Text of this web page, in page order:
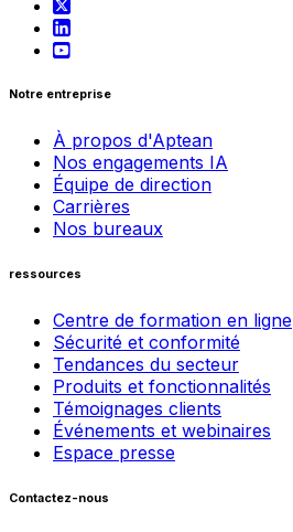
Notre entreprise
À propos d'Aptean
Nos engagements IA
Équipe de direction
Carrières
Nos bureaux
ressources
Centre de formation en ligne
Sécurité et conformité
Tendances du secteur
Produits et fonctionnalités
Témoignages clients
Événements et webinaires
Espace presse
Contactez-nous